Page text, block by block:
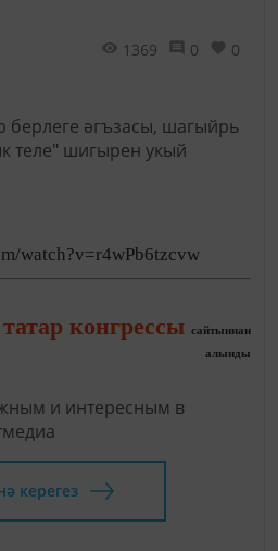
1369 0 0
watch?v=r4wPb6tzcvw
конгрессы сайтыннан
алынды
и интересным в
керегез